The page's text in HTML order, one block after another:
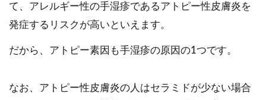
て、アレルギー性の手湿疹であるアトピー性皮膚炎を
発症するリスクが高いといえます。
だから、アトピー素因も手湿疹の原因の1つです。
なお、アトピー性皮膚炎の人はセラミドが少ない場合